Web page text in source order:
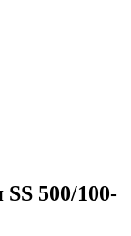
500/100-